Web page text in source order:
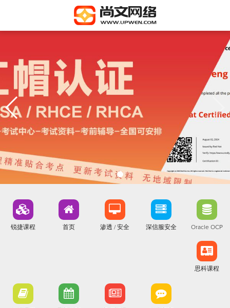
锐捷课程 首页 渗透 / 安全 深信服安全 Oracle OCP
思科课程